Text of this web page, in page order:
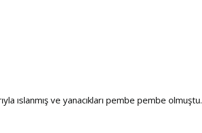
ıslanmış ve yanacıkları pembe pembe olmuştu.